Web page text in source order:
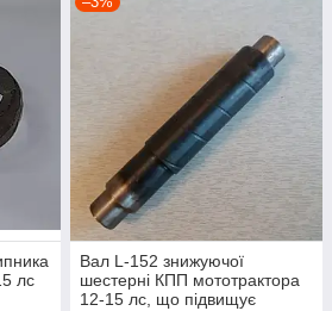
лс
Вал L-152 знижуючої
шестерні КПП мототрактора
12-15 лс, що підвищує